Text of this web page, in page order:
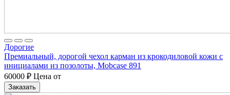
Дорогие
Премиальный, дорогой чехол карман из крокодиловой кожи с
инициалами из позолоты, Mobcase 891
60000 ₽ Цена от
Заказать